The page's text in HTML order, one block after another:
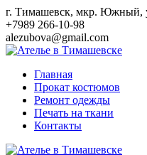
Перейти
к
контенту
г. Тимашевск, мкр. Южный,
+7989 266-10-98
alezubova@gmail.com
Главная
Прокат костюмов
Ремонт одежды
Печать на ткани
Контакты